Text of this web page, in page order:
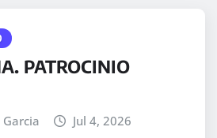
PATROCINIO
Jul 4, 2026